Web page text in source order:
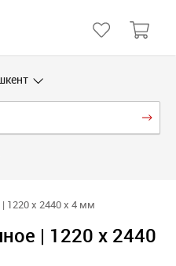
1220 х 2440 х 4 мм
| 1220 х 2440